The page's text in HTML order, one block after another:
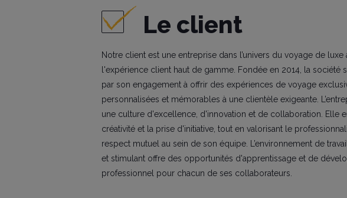
Le client
Notre client est une entreprise dans l’univers du voyage de luxe
l'expérience client haut de gamme. Fondée en 2014, la société
par son engagement à offrir des expériences de voyage
personnalisées et mémorables à une clientèle exigeante.
une culture d'excellence, d'innovation et de collaboration. Elle
créativité et la prise d'initiative, tout en valorisant le
respect mutuel au sein de son équipe. L’environnement de
et stimulant offre des opportunités d'apprentissage et de
professionnel pour chacun de ses collaborateurs.